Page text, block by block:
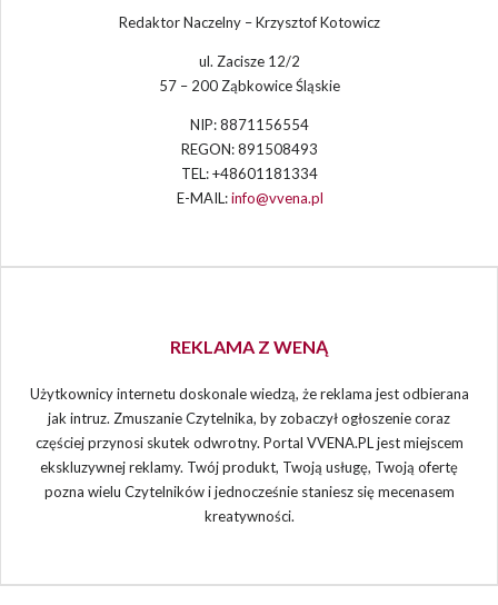
Redaktor Naczelny – Krzysztof Kotowicz
ul. Zacisze 12/2
57 – 200 Ząbkowice Śląskie
NIP: 8871156554
REGON: 891508493
TEL: +48601181334
E-MAIL:info@vvena.pl
REKLAMA Z WENĄ
Użytkownicy internetu doskonale wiedzą, że reklama jest odbierana
jak intruz. Zmuszanie Czytelnika, by zobaczył ogłoszenie coraz
częściej przynosi skutek odwrotny. Portal VVENA.PL jest miejscem
ekskluzywnej reklamy. Twój produkt, Twoją usługę, Twoją ofertę
pozna wielu Czytelników i jednocześnie staniesz się mecenasem
kreatywności.